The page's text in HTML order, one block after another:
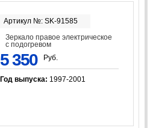
Артикул №: SK-91585
Зеркало правое электрическое
с подогревом
5 350 Руб.
Год выпуска: 1997-2001